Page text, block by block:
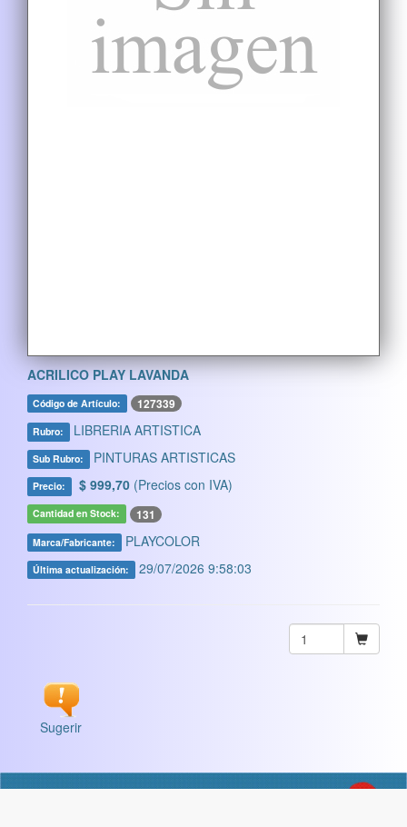
ACRILICO PLAY LAVANDA
Código de Artículo: 127339
Rubro: LIBRERIA ARTISTICA
Sub Rubro: PINTURAS ARTISTICAS
Precio: $ 999,70 (Precios con IVA)
Cantidad en Stock: 131
Marca/Fabricante: PLAYCOLOR
Última actualización: 29/07/2026 9:58:03
Sugerir